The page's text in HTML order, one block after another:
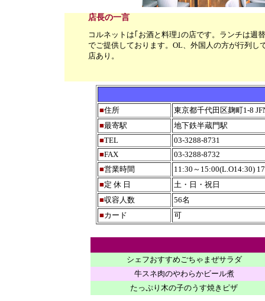
店長の一言
コルネットは｢お酒と料理｣の店です。ランチは週
でご提供しております。OL、外国人の方が行列
店あり。
■住所
東京都千代田区麹町1-8
■最寄駅
地下鉄半蔵門駅
■TEL
03-3288-8731
■FAX
03-3288-8732
■営業時間
11:30～15:00(L.O14:30)
■定 休 日
土・日・祝日
■収容人数
56名
■カード 可
シェフおすすめごちゃまぜサラダ
牛スネ肉のやわらかビール煮
たっぷり木の子のうす焼きピザ